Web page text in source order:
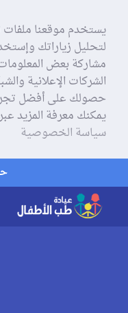
يستخدم موقعنا ملفات
لتحليل زياراتك
الشركات الإعلانية
حصولك على أفضل
يمكنك معرفة المزيد
سياسة الخصوصية